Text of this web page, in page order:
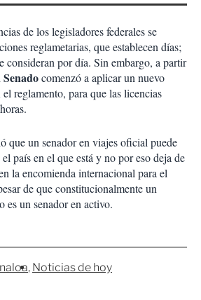
de los legisladores federales se
reglametarias, que establecen días;
consideran por día. Sin embargo, a partir
Senadocomenzó a aplicar un nuevo
reglamento, para que las licencias
que un senador en viajes oficial puede
país en el que está y no por eso deja de
la encomienda internacional para el
de que constitucionalmente un
es un senador en activo.
Noticias de hoy